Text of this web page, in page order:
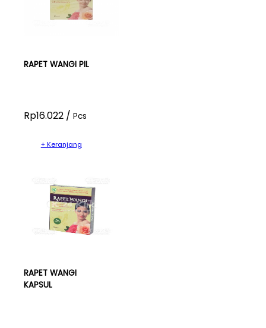
RAPET WANGI PIL
Rp16.022 / Pcs
+ Keranjang
RAPET WANGI
KAPSUL